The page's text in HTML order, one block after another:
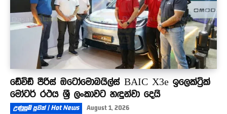
ඩේවිඩ් පීරිස් ඔටෝමොබයිල්ස් BAIC X3e ඉලෙක්ට්‍රික්
මෝටර් රථය ශ්‍රී ලංකාවට හඳුන්වා දෙයි
උණුසුම් පුවත් | Hot News August 1, 2026